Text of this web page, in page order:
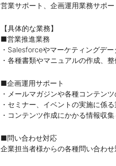
営業サポート、企画運用業務サポー
【具体的な業務】
■営業推進業務
・Salesforceやマーケティングデ
・各種書類やマニュアルの作成、
■企画運用サポート
・メールマガジンや各種コンテン
・セミナー、イベントの実施に係
・コンテンツ作成にかかる情報収
■問い合わせ対応
企業担当者様からの各種問い合わ